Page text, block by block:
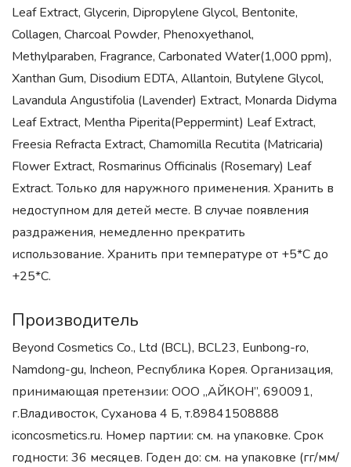
Leaf Extract, Glycerin, Dipropylene Glycol, Bentonite,
Collagen, Charcoal Powder, Phenoxyethanol,
Methylparaben, Fragrance, Carbonated Water(1,000 ppm),
Xanthan Gum, Disodium EDTA, Allantoin, Butylene Glycol,
Lavandula Angustifolia (Lavender) Extract, Monarda Didyma
Leaf Extract, Mentha Piperita(Peppermint) Leaf Extract,
Freesia Refracta Extract, Chamomilla Recutita (Matricaria)
Flower Extract, Rosmarinus Officinalis (Rosemary) Leaf
Extract. Только для наружного применения. Хранить в
недоступном для детей месте. В случае появления
раздражения, немедленно прекратить
использование. Хранить при температуре от +5*С до
+25*С.
Производитель
Beyond Cosmetics Co., Ltd (BCL), BCL23, Eunbong-ro,
Namdong-gu, Incheon, Республика Корея. Организация,
принимающая претензии: ООО „АЙКОН”, 690091,
г.Владивосток, Суханова 4 Б, т.89841508888
iconcosmetics.ru. Номер партии: см. на упаковке. Срок
годности: 36 месяцев. Годен до: см. на упаковке (гг/мм/